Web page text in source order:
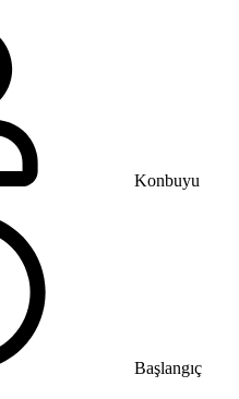
Konbuyu
Başlangıç